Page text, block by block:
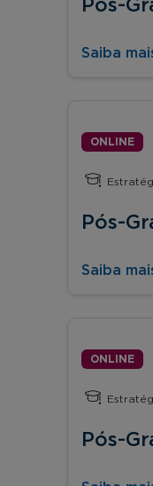
Pós-
Saiba
ONLINE
Pós-
Saiba
ONLINE
Pós-